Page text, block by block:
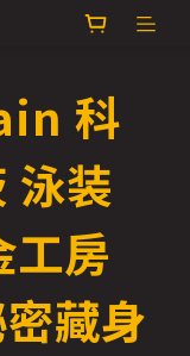
科
泳装
工房
藏身